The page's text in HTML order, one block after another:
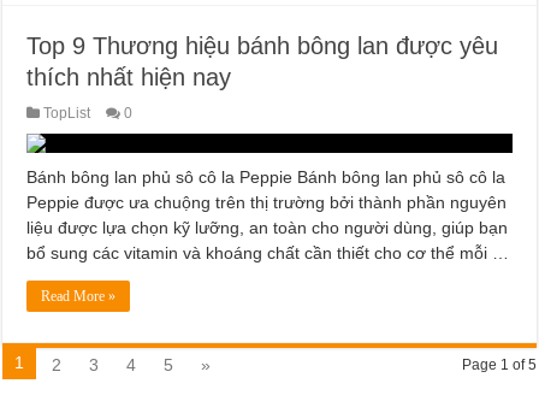
Top 9 Thương hiệu bánh bông lan được yêu
thích nhất hiện nay
TopList 0
Bánh bông lan phủ sô cô la Peppie Bánh bông lan phủ sô cô la
Peppie được ưa chuộng trên thị trường bởi thành phần nguyên
liệu được lựa chọn kỹ lưỡng, an toàn cho người dùng, giúp bạn
bổ sung các vitamin và khoáng chất cần thiết cho cơ thể mỗi …
Read More »
Page 1 of 5
1 2 3 4 5 »